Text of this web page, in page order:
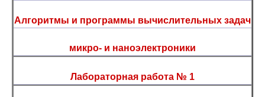
Алгоритмы и программы вычислительных задач
микро- и наноэлектроники
Лабораторная работа № 1